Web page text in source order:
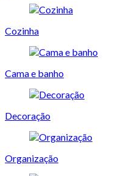
Cozinha
Cama e banho
Decoração
Organização